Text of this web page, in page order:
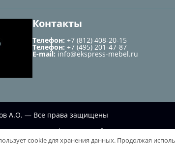
Контакты
Телефон: +7 (812) 408-20-15
Телефон: +7 (495) 201-47-87
E-mail: info@ekspress-mebel.ru
А.О. — Все права защищены
информационный характер и не при
cookie для хранения данных. Продолжая